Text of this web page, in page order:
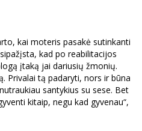
kai moteris pasakė sutinkanti
kad po reabilitacijos
įtaką jai dariusių žmonių.
Privalai tą padaryti, nors ir būna
santykius su sese. Bet
kitaip, negu kad gyvenau“,